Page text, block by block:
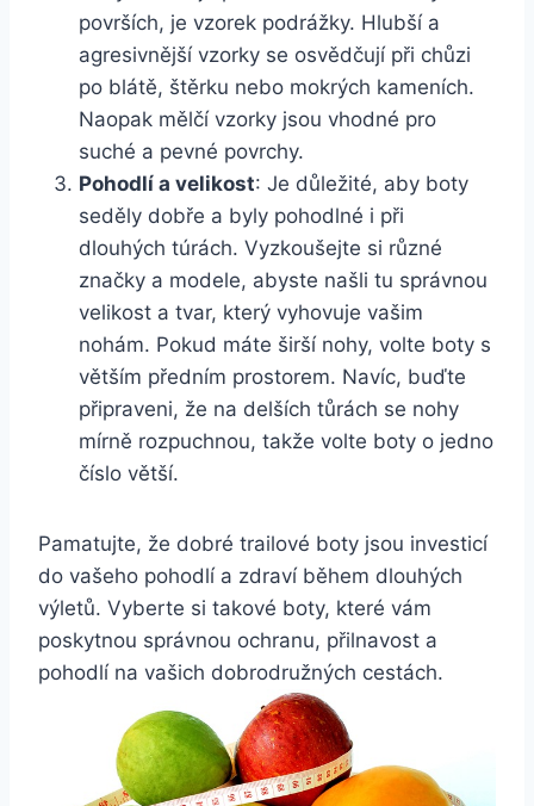
površích, je‍ vzorek podrážky. ‍Hlubší a
agresivnější vzorky se osvědčují při chůzi‍
po blátě, štěrku nebo mokrých ‌kameních.
Naopak mělčí vzorky ⁢jsou vhodné pro​
suché a pevné povrchy.
Pohodlí a ⁢velikost:⁢ Je důležité, aby boty
seděly dobře a byly​ pohodlné ⁤i ‍při
dlouhých ⁢túrách.⁢ Vyzkoušejte si⁤ různé
značky a modele, abyste našli⁤ tu správnou
velikost a tvar, který vyhovuje vašim
nohám.⁣ Pokud máte širší nohy,⁢ volte ‍boty s
větším ⁢předním prostorem.⁤ Navíc, buďte⁣
připraveni, že na⁣ delších tůrách ⁣se nohy
mírně rozpuchnou, takže volte boty o jedno
číslo větší.
Pamatujte, že dobré ⁤trailové boty jsou‌ investicí
do vašeho pohodlí a zdraví⁣ během⁣ dlouhých
výletů.⁢ Vyberte‌ si takové boty, které vám
poskytnou správnou ⁤ochranu, přilnavost a
⁣pohodlí na vašich dobrodružných cestách.